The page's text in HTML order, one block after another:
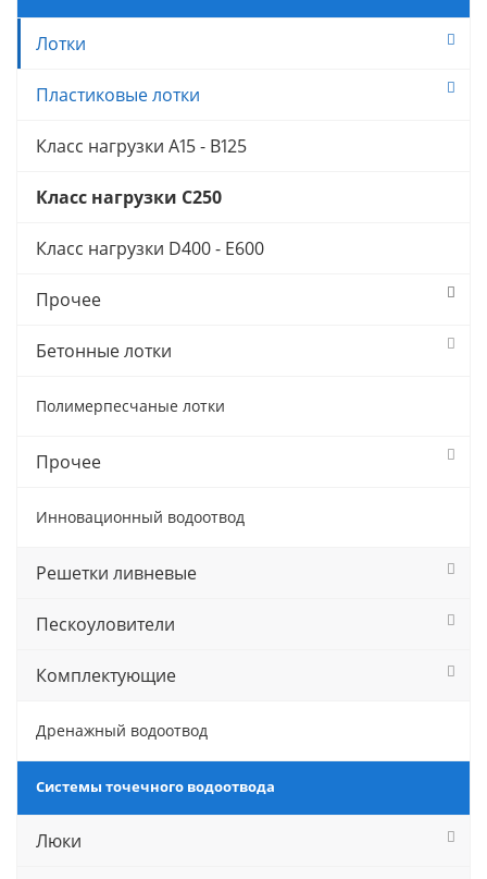
Лотки
Пластиковые лотки
Класс нагрузки A15 - B125
Класс нагрузки C250
Класс нагрузки D400 - E600
Прочее
Бетонные лотки
Полимерпесчаные лотки
Прочее
Инновационный водоотвод
Решетки ливневые
Пескоуловители
Комплектующие
Дренажный водоотвод
Системы точечного водоотвода
Люки